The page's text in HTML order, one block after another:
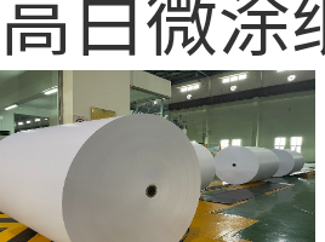
高白微涂